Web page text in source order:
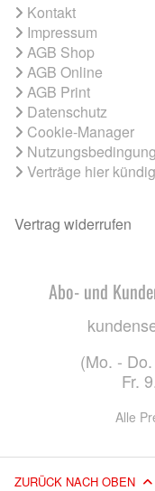
Kontakt
Impressum
AGB Shop
AGB Online
AGB Print
Datenschutz
Cookie-Manager
Verträge hier
Vertrag widerrufen
Abo- und
(Mo. -
Fr.
Alle
ZURÜCK NACH OBEN